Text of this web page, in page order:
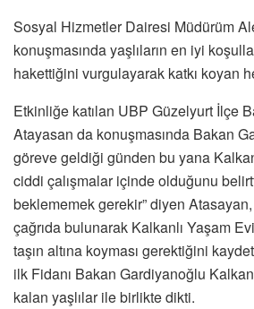
Sosyal Hizmetler Dairesi Müdürüm
konuşmasında yaşlıların en iyi
hakettiğini vurgulayarak katkı koyan
Etkinliğe katılan UBP Güzelyurt İlçe
Atayasan da konuşmasında Bakan
göreve geldiği günden bu yana
ciddi çalışmalar içinde olduğunu
beklememek gerekir” diyen
çağrıda bulunarak Kalkanlı Yaşam
taşın altına koyması gerektiğini
ilk Fidanı Bakan Gardiyanoğlu
kalan yaşlılar ile birlikte dikti.